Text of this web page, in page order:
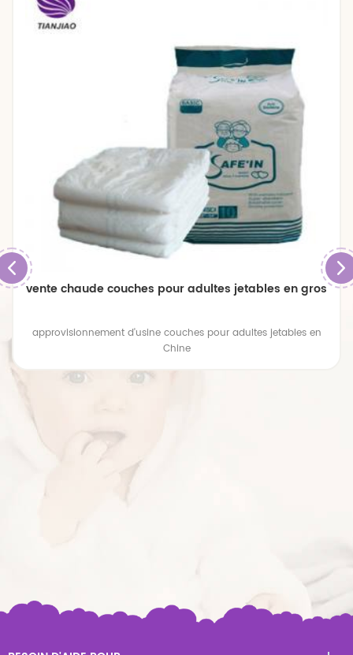
vente chaude couches pour adultes jetables en gros
approvisionnement d'usine couches pour adultes jetables en
Chine